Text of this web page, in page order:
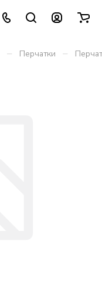
– Перчатки –